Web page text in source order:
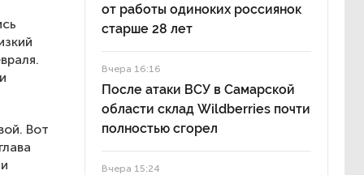
Вот
от работы одиноких россиянок
старше 28 лет
Вчера 16:16
После атаки ВСУ в Самарской
области склад Wildberries почти
полностью сгорел
Вчера 15:24